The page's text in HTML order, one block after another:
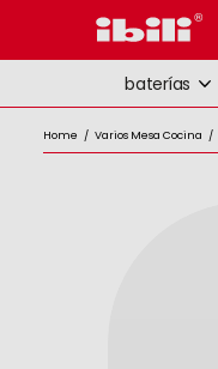
baterías
Home / Varios Mesa Cocina /